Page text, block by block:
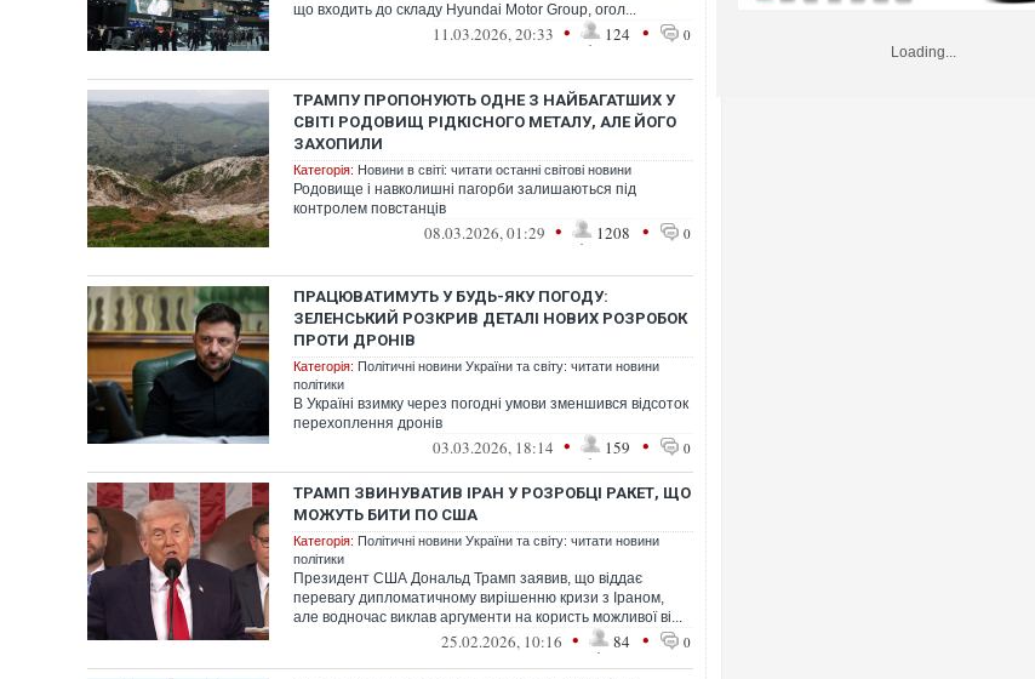
що входить до складу Hyundai Motor Group, огол...
11.03.2026, 20:33 • 124 • 0
ТРАМПУ ПРОПОНУЮТЬ ОДНЕ З НАЙБАГАТШИХ У
СВІТІ РОДОВИЩ РІДКІСНОГО МЕТАЛУ, АЛЕ ЙОГО
ЗАХОПИЛИ
Категорія: Новини в світі: читати останні світові новини
Родовище і навколишні пагорби залишаються під
контролем повстанців
08.03.2026, 01:29 • 1208 • 0
ПРАЦЮВАТИМУТЬ У БУДЬ-ЯКУ ПОГОДУ:
ЗЕЛЕНСЬКИЙ РОЗКРИВ ДЕТАЛІ НОВИХ РОЗРОБОК
ПРОТИ ДРОНІВ
Категорія: Політичні новини України та світу: читати новини
політики
В Україні взимку через погодні умови зменшився відсоток
перехоплення дронів
03.03.2026, 18:14 • 159 • 0
ТРАМП ЗВИНУВАТИВ ІРАН У РОЗРОБЦІ РАКЕТ, ЩО
МОЖУТЬ БИТИ ПО США
Категорія: Політичні новини України та світу: читати новини
політики
Президент США Дональд Трамп заявив, що віддає
перевагу дипломатичному вирішенню кризи з Іраном,
але водночас виклав аргументи на користь можливої ​​ві...
25.02.2026, 10:16 • 84 • 0
Loading...